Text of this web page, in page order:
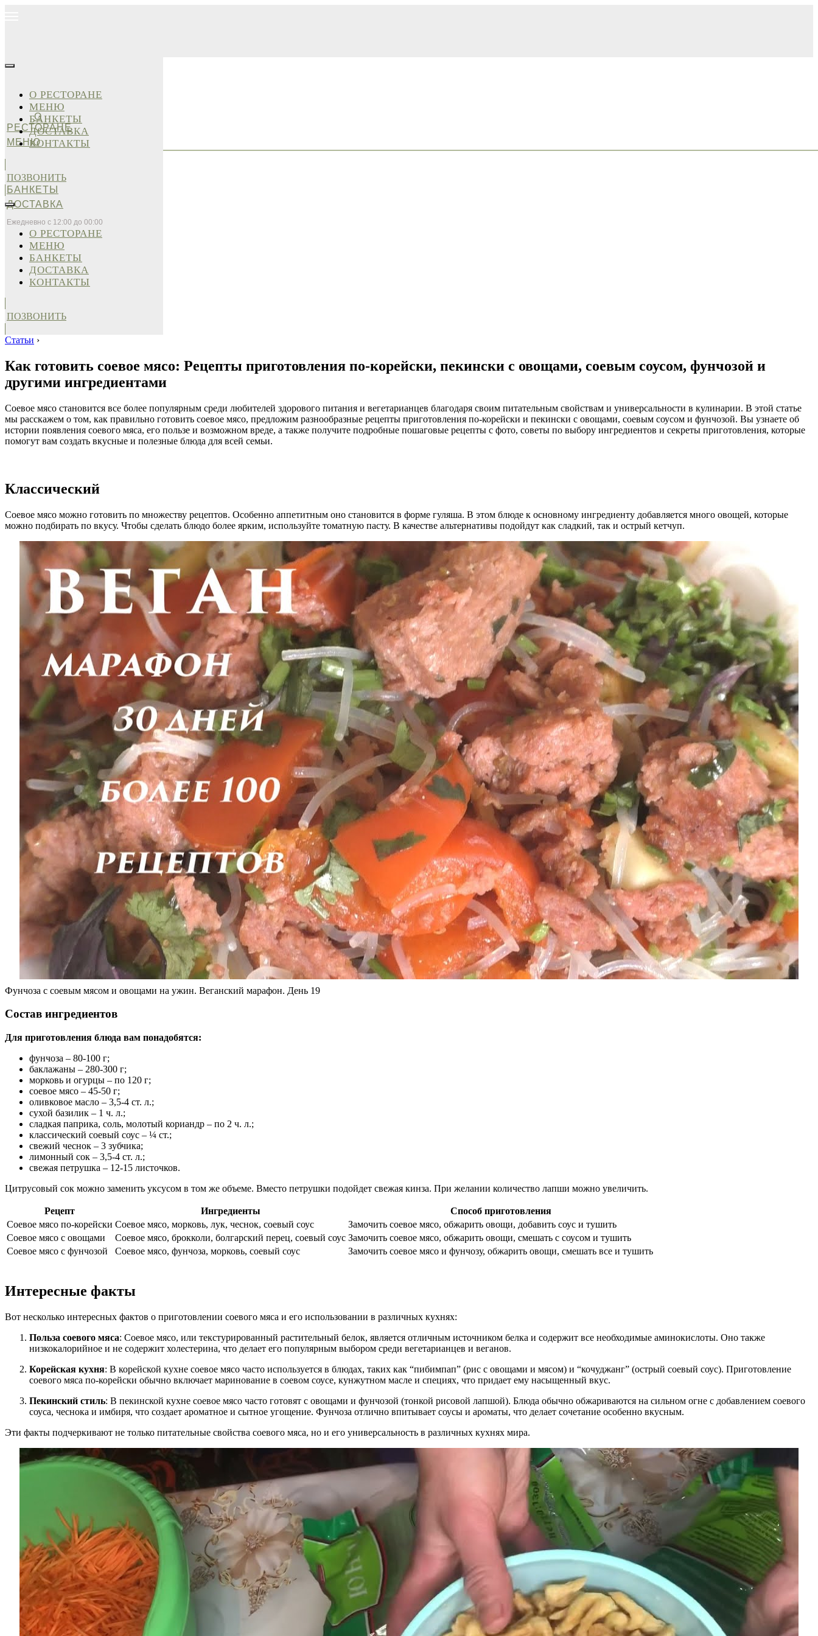
О
РЕСТОРАНЕ
МЕНЮ
БАНКЕТЫ
ДОСТАВКА
Ежедневно с 12:00 до 00:00
О РЕСТОРАНЕ
МЕНЮ
БАНКЕТЫ
ДОСТАВКА
КОНТАКТЫ
ПОЗВОНИТЬ
О РЕСТОРАНЕ
МЕНЮ
БАНКЕТЫ
ДОСТАВКА
КОНТАКТЫ
ПОЗВОНИТЬ
Статьи ›
Как готовить соевое мясо: Рецепты приготовления по-корейски, пекински с овощами, соевым соусом, фунчозой и
другими ингредиентами
Соевое мясо становится все более популярным среди любителей здорового питания и вегетарианцев благодаря своим питательным свойствам и универсальности в кулинарии. В этой статье
мы расскажем о том, как правильно готовить соевое мясо, предложим разнообразные рецепты приготовления по-корейски и пекински с овощами, соевым соусом и фунчозой. Вы узнаете об
истории появления соевого мяса, его пользе и возможном вреде, а также получите подробные пошаговые рецепты с фото, советы по выбору ингредиентов и секреты приготовления, которые
помогут вам создать вкусные и полезные блюда для всей семьи.
Классический
Соевое мясо можно готовить по множеству рецептов. Особенно аппетитным оно становится в форме гуляша. В этом блюде к основному ингредиенту добавляется много овощей, которые
можно подбирать по вкусу. Чтобы сделать блюдо более ярким, используйте томатную пасту. В качестве альтернативы подойдут как сладкий, так и острый кетчуп.
Фунчоза с соевым мясом и овощами на ужин. Веганский марафон. День 19
Состав ингредиентов
Для приготовления блюда вам понадобятся:
фунчоза – 80-100 г;
баклажаны – 280-300 г;
морковь и огурцы – по 120 г;
соевое мясо – 45-50 г;
оливковое масло – 3,5-4 ст. л.;
сухой базилик – 1 ч. л.;
сладкая паприка, соль, молотый кориандр – по 2 ч. л.;
классический соевый соус – ¼ ст.;
свежий чеснок – 3 зубчика;
лимонный сок – 3,5-4 ст. л.;
свежая петрушка – 12-15 листочков.
Цитрусовый сок можно заменить уксусом в том же объеме. Вместо петрушки подойдет свежая кинза. При желании количество лапши можно увеличить.
Рецепт Ингредиенты
Способ приготовления
Соевое мясо по-корейски Соевое мясо, морковь, лук, чеснок, соевый соус
Замочить соевое мясо, обжарить овощи, добавить соус и тушить
Соевое мясо с овощами
Соевое мясо, брокколи, болгарский перец, соевый соус Замочить соевое мясо, обжарить овощи, смешать с соусом и тушить
Соевое мясо с фунчозой
Соевое мясо, фунчоза, морковь, соевый соус Замочить соевое мясо и фунчозу, обжарить овощи, смешать все и тушить
Интересные факты
Вот несколько интересных фактов о приготовлении соевого мяса и его использовании в различных кухнях:
Польза соевого мяса: Соевое мясо, или текстурированный растительный белок, является отличным источником белка и содержит все необходимые аминокислоты. Оно также
низкокалорийное и не содержит холестерина, что делает его популярным выбором среди вегетарианцев и веганов.
Корейская кухня: В корейской кухне соевое мясо часто используется в блюдах, таких как “пибимпап” (рис с овощами и мясом) и “кочуджанг” (острый соевый соус). Приготовление
соевого мяса по-корейски обычно включает маринование в соевом соусе, кунжутном масле и специях, что придает ему насыщенный вкус.
Пекинский стиль: В пекинской кухне соевое мясо часто готовят с овощами и фунчозой (тонкой рисовой лапшой). Блюда обычно обжариваются на сильном огне с добавлением соевого
соуса, чеснока и имбиря, что создает ароматное и сытное угощение. Фунчоза отлично впитывает соусы и ароматы, что делает сочетание особенно вкусным.
Эти факты подчеркивают не только питательные свойства соевого мяса, но и его универсальность в различных кухнях мира.